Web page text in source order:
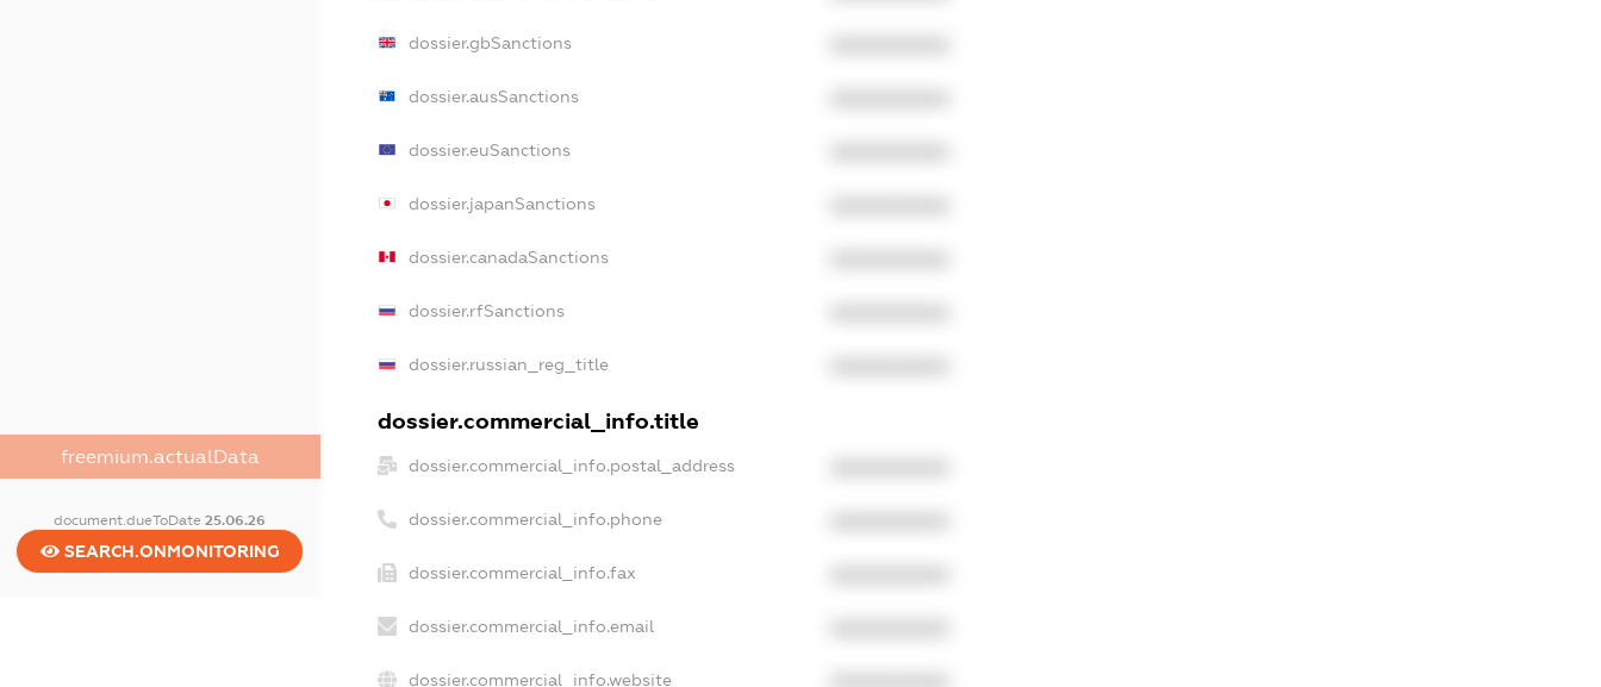
freemium.actualData
document.dueToDate25.06.26
SEARCH.ONMONITORING
dossier.gbSanctions
dossier.ausSanctions
dossier.euSanctions
dossier.japanSanctions
dossier.canadaSanctions
dossier.rfSanctions
dossier.russian_reg_title
dossier.commercial_info.title
dossier.commercial_info.postal_address
dossier.commercial_info.phone
dossier.commercial_info.fax
dossier.commercial_info.email
dossier.commercial_info.website